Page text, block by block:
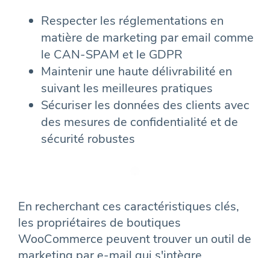
Respecter les réglementations en
matière de marketing par email comme
le CAN-SPAM et le GDPR
Maintenir une haute délivrabilité en
suivant les meilleures pratiques
Sécuriser les données des clients avec
des mesures de confidentialité et de
sécurité robustes
En recherchant ces caractéristiques clés,
les propriétaires de boutiques
WooCommerce peuvent trouver un outil de